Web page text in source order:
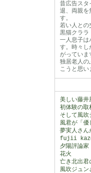
昔広告スタ
退、両親を
す。
若い人との
黒猫クララ
一人息子は
す。時々し
がっていま
独居老人の
こうと思い
美しい藤井
初体験の取
そして風吹
風君が「優
夢実人さん
fujii kaze
夕陽評論家
花火
亡き北出君
風吹ジュン